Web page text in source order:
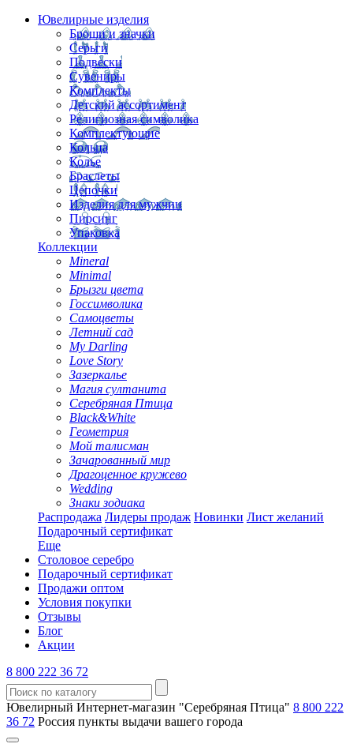
Ювелирные изделия
Броши и значки
Серьги
Подвески
Сувениры
Комплекты
Детский ассортимент
Религиозная символика
Комплектующие
Кольца
Колье
Браслеты
Цепочки
Изделия для мужчин
Пирсинг
Упаковка
Коллекции
Mineral
Minimal
Брызги цвета
Госсимволика
Самоцветы
Летний сад
My Darling
Love Story
Зазеркалье
Магия султанита
Серебряная Птица
Black&White
Геометрия
Мой талисман
Зачарованный мир
Драгоценное кружево
Wedding
Знаки зодиака
Распродажа Лидеры продаж Новинки Лист желаний
Подарочный сертификат
Еще
Столовое серебро
Подарочный сертификат
Продажи оптом
Условия покупки
Отзывы
Блог
Акции
8 800 222 36 72
Ювелирный Интернет-магазин "Серебряная Птица" 8 800 222
36 72 Россия пункты выдачи вашего города